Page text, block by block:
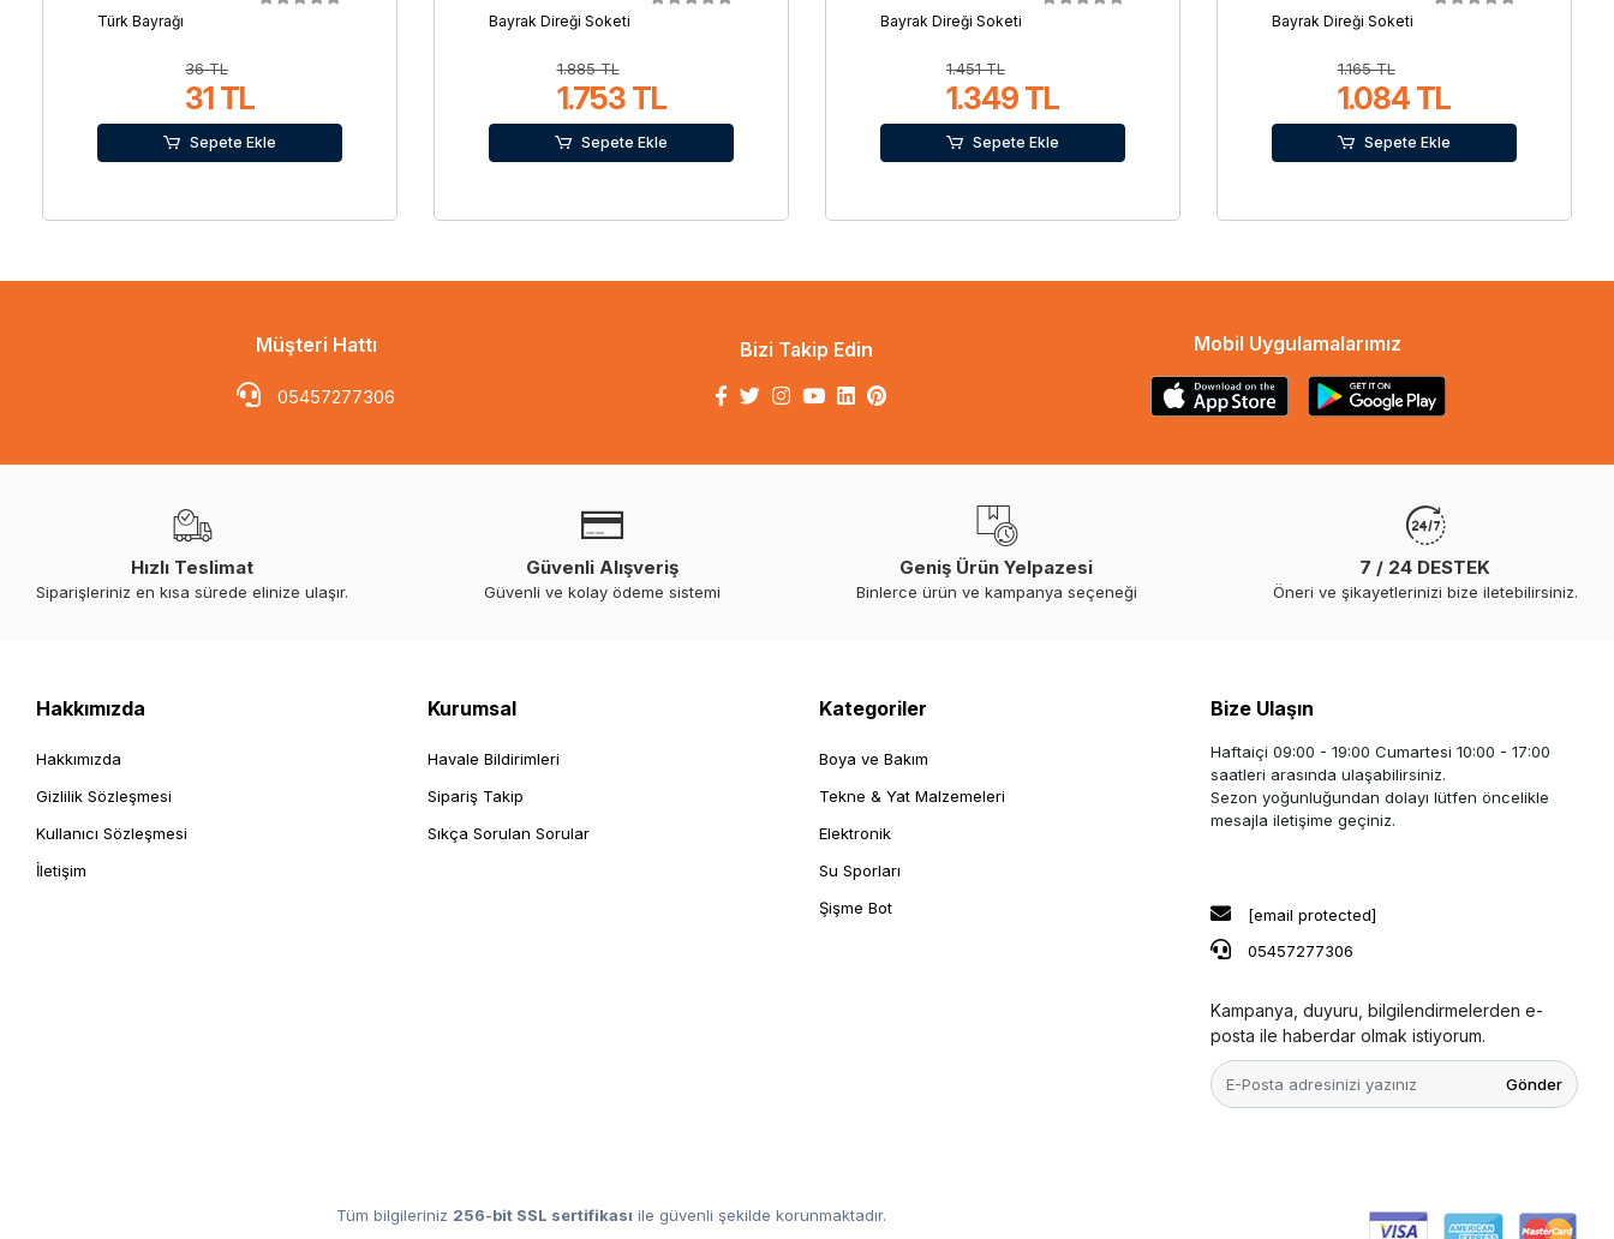
Türk Bayrağı
36 TL
31 TL
Sepete Ekle
Bayrak Direği Soketi
1.885 TL
1.753 TL
Sepete Ekle
Bayrak Direği Soketi
1.451 TL
1.349 TL
Sepete Ekle
Bayrak Direği Soketi
1.165 TL
1.084 TL
Sepete Ekle
Müşteri Hattı
05457277306
Bizi Takip Edin Mobil Uygulamalarımız
Hızlı Teslimat
Siparişleriniz en kısa sürede elinize ulaşır.
Güvenli Alışveriş
Güvenli ve kolay ödeme sistemi
Geniş Ürün Yelpazesi
Binlerce ürün ve kampanya seçeneği
7 / 24 DESTEK
Öneri ve şikayetlerinizi bize iletebilirsiniz.
Hakkımızda
Hakkımızda
Gizlilik Sözleşmesi
Kullanıcı Sözleşmesi
İletişim
Kurumsal
Havale Bildirimleri
Sipariş Takip
Sıkça Sorulan Sorular
Kategoriler
Boya ve Bakım
Tekne & Yat Malzemeleri
Elektronik
Su Sporları
Şişme Bot
Bize Ulaşın
Haftaiçi 09:00 - 19:00 Cumartesi 10:00 - 17:00
saatleri arasında ulaşabilirsiniz.
Sezon yoğunluğundan dolayı lütfen öncelikle
mesajla iletişime geçiniz.
[email protected]
05457277306
Kampanya, duyuru, bilgilendirmelerden e-
posta ile haberdar olmak istiyorum.
Gönder
Tüm bilgileriniz 256-bit SSL sertifikası ile güvenli şekilde korunmaktadır.